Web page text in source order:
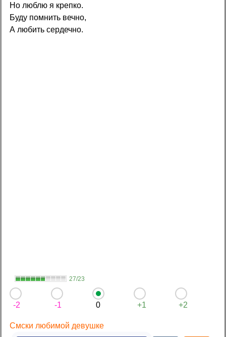
Но люблю я крепко.
Буду помнить вечно,
А любить сердечно.
27/23
-2 -1 0 +1 +2
Смски любимой девушке